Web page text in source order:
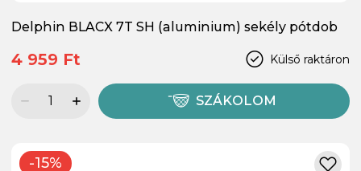
Delphin BLACX 7T SH (aluminium) sekély pótdob
Külső raktáron
4 959 Ft
SZÁKOLOM
-15%